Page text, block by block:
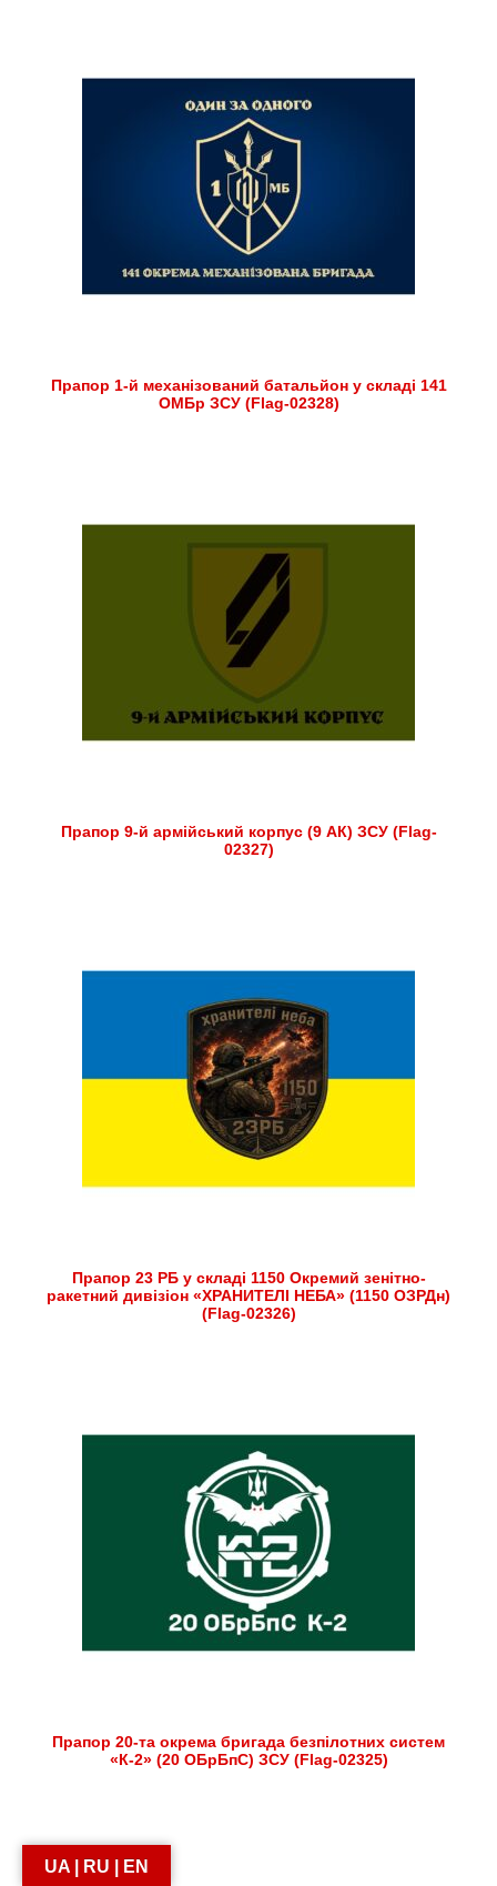
Прапор 1-й механізований батальйон у складі 141
ОМБр ЗСУ (Flag-02328)
Прапор 9-й армійський корпус (9 АК) ЗСУ (Flag-
02327)
Прапор 23 РБ у складі 1150 Окремий зенітно-
ракетний дивізіон «ХРАНИТЕЛІ НЕБА» (1150 ОЗРДн)
(Flag-02326)
Прапор 20-та окрема бригада безпілотних систем
«К-2» (20 ОБрБпС) ЗСУ (Flag-02325)
UA | RU | EN